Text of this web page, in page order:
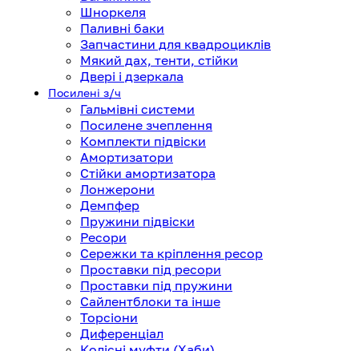
Шноркеля
Паливні баки
Запчастини для квадроциклів
Мякий дах, тенти, стійки
Двері і дзеркала
Посилені з/ч
Гальмівні системи
Посилене зчеплення
Комплекти підвіски
Амортизатори
Стійки амортизатора
Лонжерони
Демпфер
Пружини підвіски
Ресори
Сережки та кріплення ресор
Проставки під ресори
Проставки під пружини
Сайлентблоки та інше
Торсіони
Диференціал